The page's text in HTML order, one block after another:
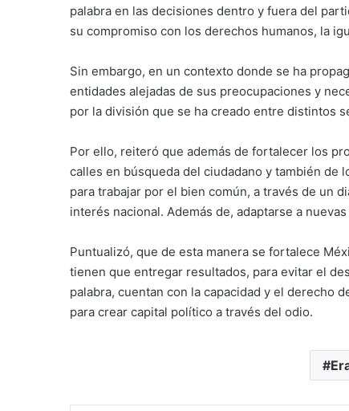
palabra en las decisiones dentro y fuera del
su compromiso con los derechos humanos, la
Sin embargo, en un contexto donde se ha
entidades alejadas de sus preocupaciones y
por la división que se ha creado entre distintos
Por ello, reiteró que además de fortalecer los
calles en búsqueda del ciudadano y también
para trabajar por el bien común, a través de un
interés nacional. Además de, adaptarse a
Puntualizó, que de esta manera se fortalece
tienen que entregar resultados, para evitar el
palabra, cuentan con la capacidad y el derecho
para crear capital político a través del odio.